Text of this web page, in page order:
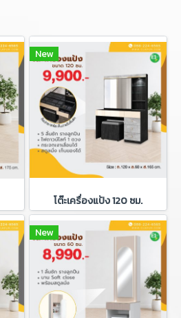
New
โต๊ะเครื่องแป้ง 120 ซม.
New